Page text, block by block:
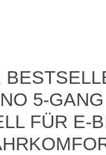
5-
FÜR E-